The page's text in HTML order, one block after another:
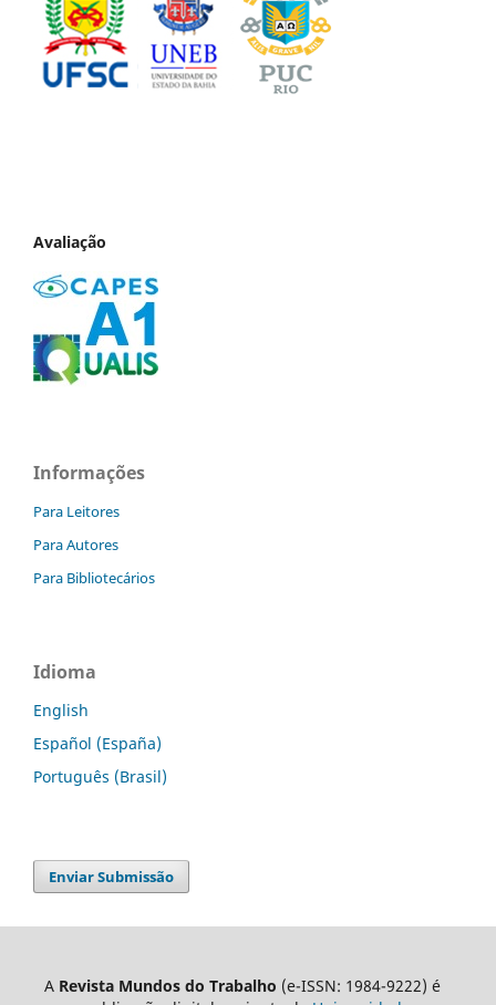
Avaliação
Informações
Para Leitores
Para Autores
Para Bibliotecários
Idioma
English
Español (España)
Português (Brasil)
Enviar Submissão
A Revista Mundos do Trabalho (e-ISSN: 1984-9222) é